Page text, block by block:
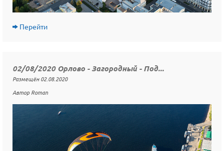
Перейти
02/08/2020 Орлово - Загородный - Под...
Размещён 02.08.2020
Автор Roman